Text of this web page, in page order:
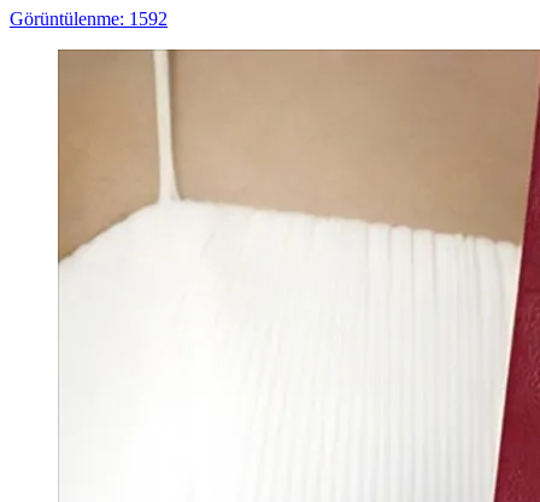
Görüntülenme: 1592